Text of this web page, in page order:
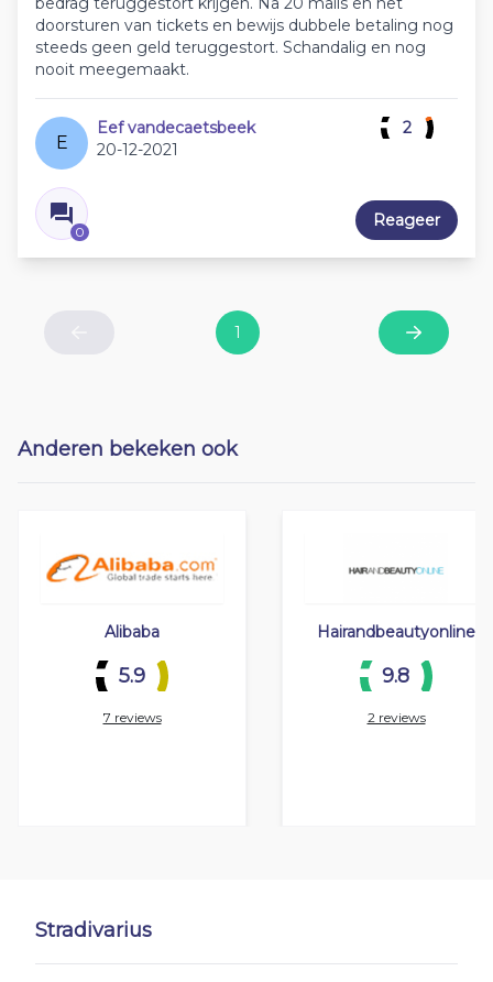
Stradivarius
doorsturen van tickets en bewijs dubbele betaling nog
steeds geen geld teruggestort. Schandalig en nog
nooit meegemaakt.
E
Eef vandecaetsbeek
20-12-2021
0
2
Reageer
1 Next
Anderen bekeken ook
Alibaba
5.9
7 reviews
Hairandbeautyonline
9.8
2 reviews